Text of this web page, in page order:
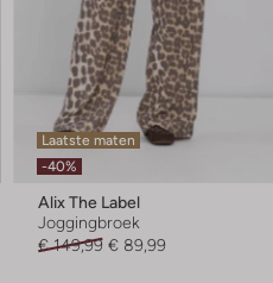
Laatste maten
-40%
Alix The Label
Joggingbroek
€ 149,99 € 89,99